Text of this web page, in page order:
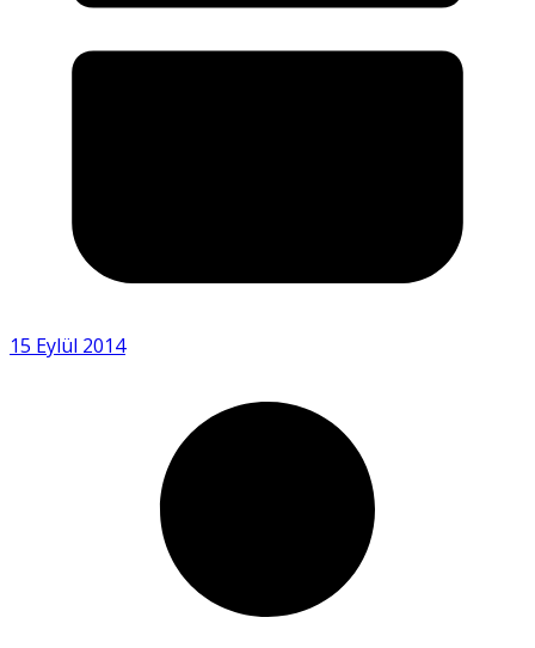
15 Eylül 2014